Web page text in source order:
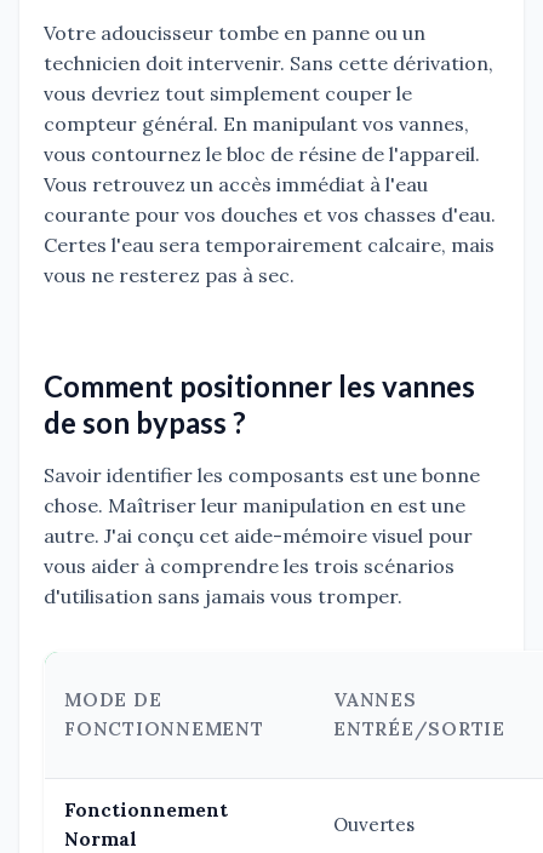
Votre adoucisseur tombe en panne ou un
technicien doit intervenir. Sans cette dérivation,
vous devriez tout simplement couper le
compteur général. En manipulant vos vannes,
vous contournez le bloc de résine de l'appareil.
Vous retrouvez un accès immédiat à l'eau
courante pour vos douches et vos chasses d'eau.
Certes l'eau sera temporairement calcaire, mais
vous ne resterez pas à sec.
Comment positionner les vannes
de son bypass ?
Savoir identifier les composants est une bonne
chose. Maîtriser leur manipulation en est une
autre. J'ai conçu cet aide-mémoire visuel pour
vous aider à comprendre les trois scénarios
d'utilisation sans jamais vous tromper.
MODE DE
FONCTIONNEMENT
VANNES
ENTRÉE/SORTIE
Fonctionnement
Normal
Ouvertes